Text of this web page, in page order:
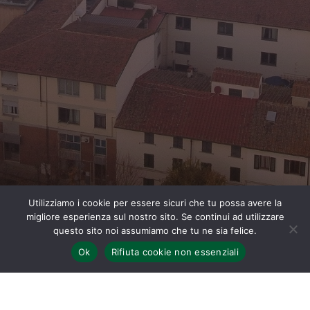
HomeEventi Pro Loco
Utilizziamo i cookie per essere sicuri che tu possa avere la
migliore esperienza sul nostro sito. Se continui ad utilizzare
questo sito noi assumiamo che tu ne sia felice.
Ok
Rifiuta cookie non essenziali